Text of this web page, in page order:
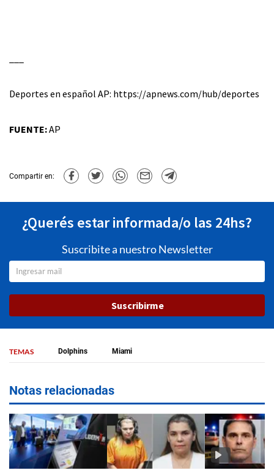
Deportes en español AP: https://apnews.com/hub/deportes
FUENTE:AP
Compartir en:
¿Querés estar informada/o las 24hs?
Suscribite a nuestro Newsletter
Suscribirme
TEMAS Dolphins Miami
Notas relacionadas